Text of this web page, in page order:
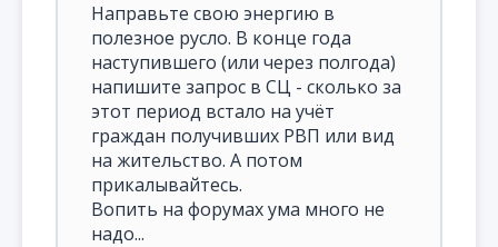
Направьте свою энергию в
полезное русло. В конце года
наступившего (или через полгода)
напишите запрос в СЦ - сколько за
этот период встало на учёт
граждан получивших РВП или вид
на жительство. А потом
прикалывайтесь.
Вопить на форумах ума много не
надо...